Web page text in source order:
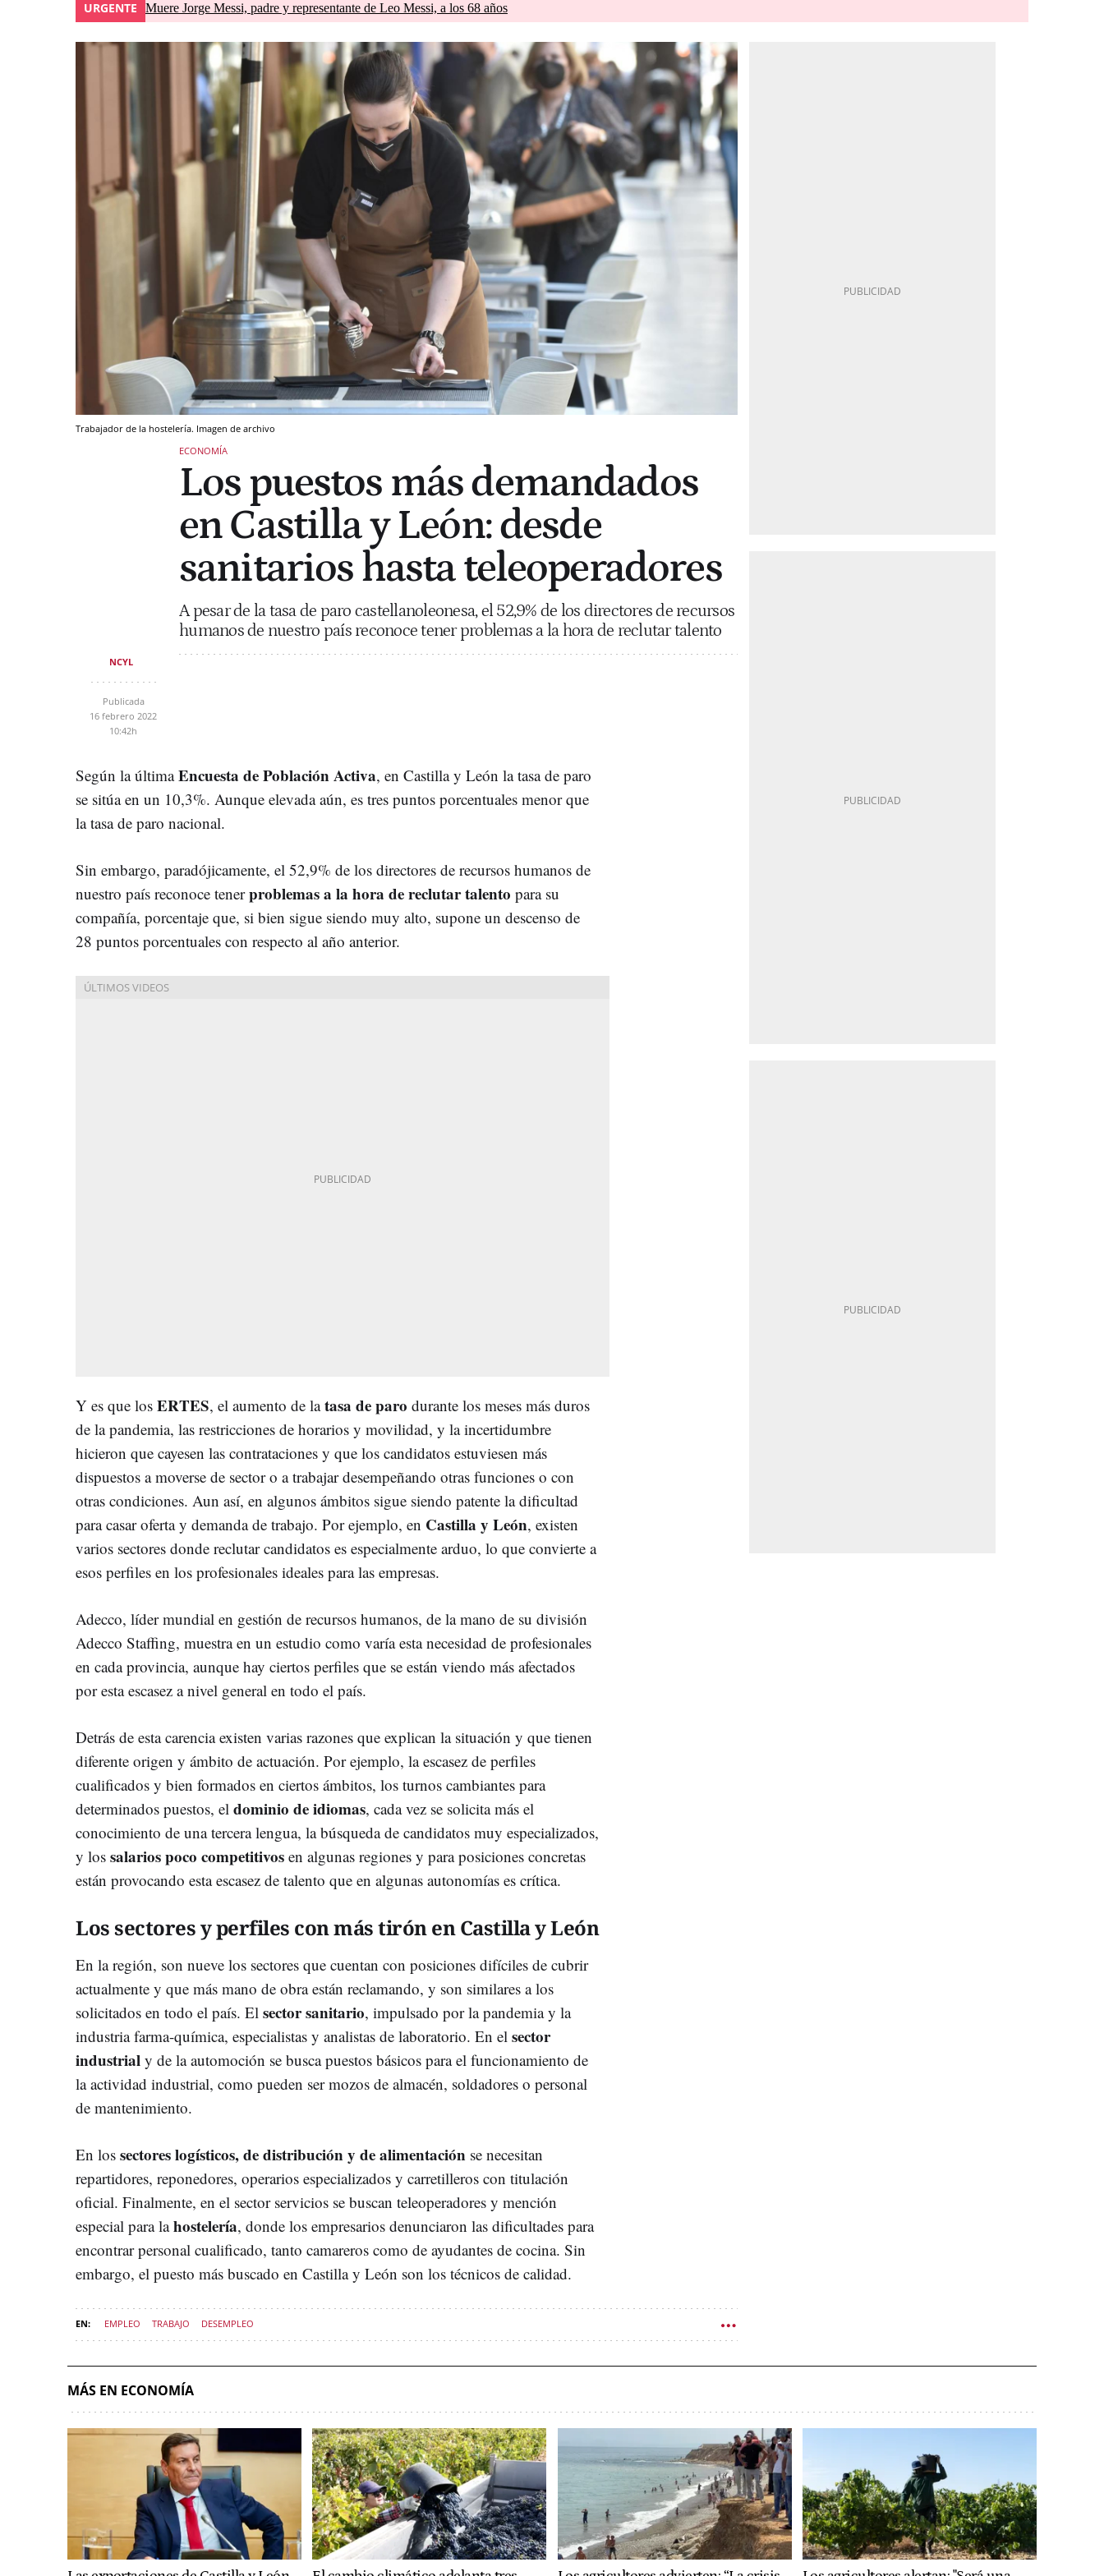
URGENTE Muere Jorge Messi, padre y representante de Leo Messi, a los 68 años
Trabajador de la hostelería. Imagen de archivo
ECONOMÍA
Los puestos más demandados
en Castilla y León: desde
sanitarios hasta teleoperadores
A pesar de la tasa de paro castellanoleonesa, el 52,9% de los directores de recursos
humanos de nuestro país reconoce tener problemas a la hora de reclutar talento
NCYL
Publicada
16 febrero 2022
10:42h
Según la últimaEncuesta de Población Activa, en Castilla y León la tasa de paro
se sitúa en un 10,3%. Aunque elevada aún, es tres puntos porcentuales menor que
la tasa de paro nacional.
Sin embargo, paradójicamente, el 52,9% de los directores de recursos humanos de
nuestro país reconoce tenerproblemas a la hora de reclutar talento para su
compañía, porcentaje que, si bien sigue siendo muy alto, supone un descenso de
28 puntos porcentuales con respecto al año anterior.
Y es que los ERTES, el aumento de latasa de paro durante los meses más duros
de la pandemia, las restricciones de horarios y movilidad, y la incertidumbre
hicieron que cayesen las contrataciones y que los candidatos estuviesen más
dispuestos a moverse de sector o a trabajar desempeñando otras funciones o con
otras condiciones. Aun así, en algunos ámbitos sigue siendo patente la dificultad
para casar oferta y demanda de trabajo. Por ejemplo, en Castilla y León, existen
varios sectores donde reclutar candidatos es especialmente arduo, lo que convierte a
esos perfiles en los profesionales ideales para las empresas.
Adecco, líder mundial en gestión de recursos humanos, de la mano de su división
Adecco Staffing, muestra en un estudio como varía esta necesidad de profesionales
en cada provincia, aunque hay ciertos perfiles que se están viendo más afectados
por esta escasez a nivel general en todo el país.
Detrás de esta carencia existen varias razones que explican la situación y que tienen
diferente origen y ámbito de actuación. Por ejemplo, la escasez de perfiles
cualificados y bien formados en ciertos ámbitos, los turnos cambiantes para
determinados puestos, el dominio de idiomas, cada vez se solicita más el
conocimiento de una tercera lengua, la búsqueda de candidatos muy especializados,
y los salarios poco competitivos en algunas regiones y para posiciones concretas
están provocando esta escasez de talento que en algunas autonomías es crítica.
Los sectores y perfiles con más tirón en Castilla y León
En la región, son nueve los sectores que cuentan con posiciones difíciles de cubrir
actualmente y que más mano de obra están reclamando, y son similares a los
solicitados en todo el país. El sector sanitario, impulsado por la pandemia y la
industria farma-química, especialistas y analistas de laboratorio. En el sector
industrial y de la automoción se busca puestos básicos para el funcionamiento de
la actividad industrial, como pueden ser mozos de almacén, soldadores o personal
de mantenimiento.
En los sectores logísticos, de distribución y de alimentación se necesitan
repartidores, reponedores, operarios especializados y carretilleros con titulación
oficial. Finalmente, en el sector servicios se buscan teleoperadores y mención
especial para lahostelería, donde los empresarios denunciaron las dificultades para
encontrar personal cualificado, tanto camareros como de ayudantes de cocina. Sin
embargo, el puesto más buscado en Castilla y León son los técnicos de calidad.
EMPLEO TRABAJO DESEMPLEO
MÁS EN ECONOMÍA